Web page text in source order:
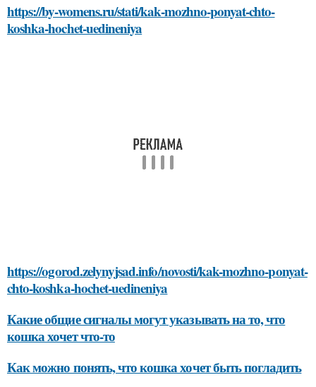
https://by-womens.ru/stati/kak-mozhno-ponyat-chto-
koshka-hochet-uedineniya
https://ogorod.zelynyjsad.info/novosti/kak-mozhno-ponyat-
chto-koshka-hochet-uedineniya
Какие общие сигналы могут указывать на то, что
кошка хочет что-то
Как можно понять, что кошка хочет быть погладить